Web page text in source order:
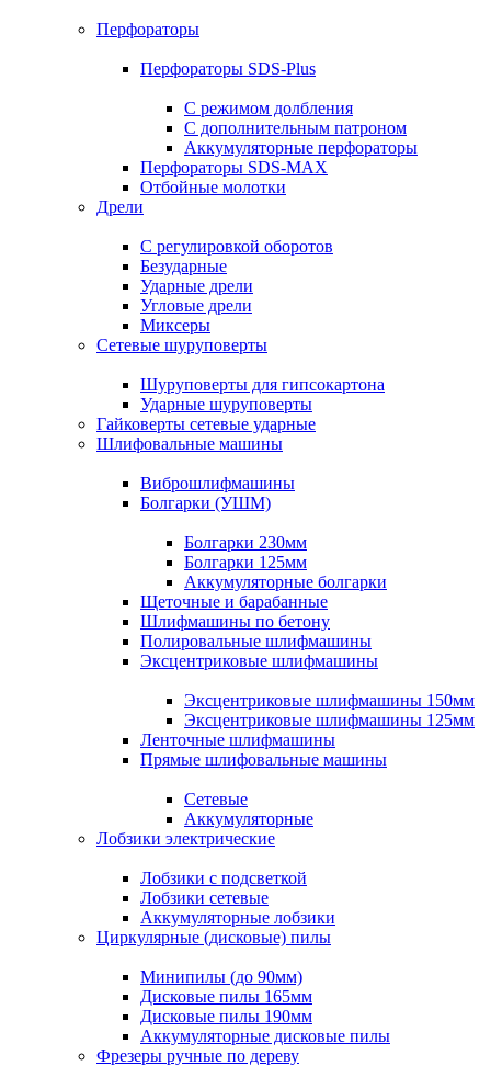
Перфораторы
Перфораторы SDS-Plus
С режимом долбления
С дополнительным патроном
Аккумуляторные перфораторы
Перфораторы SDS-MAX
Отбойные молотки
Дрели
С регулировкой оборотов
Безударные
Ударные дрели
Угловые дрели
Миксеры
Сетевые шуруповерты
Шуруповерты для гипсокартона
Ударные шуруповерты
Гайковерты сетевые ударные
Шлифовальные машины
Виброшлифмашины
Болгарки (УШМ)
Болгарки 230мм
Болгарки 125мм
Аккумуляторные болгарки
Щеточные и барабанные
Шлифмашины по бетону
Полировальные шлифмашины
Эксцентриковые шлифмашины
Эксцентриковые шлифмашины 150мм
Эксцентриковые шлифмашины 125мм
Ленточные шлифмашины
Прямые шлифовальные машины
Сетевые
Аккумуляторные
Лобзики электрические
Лобзики с подсветкой
Лобзики сетевые
Аккумуляторные лобзики
Циркулярные (дисковые) пилы
Минипилы (до 90мм)
Дисковые пилы 165мм
Дисковые пилы 190мм
Аккумуляторные дисковые пилы
Фрезеры ручные по дереву